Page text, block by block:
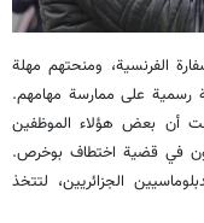
طرد 12 موظفًا في السفارة الفرنسية، ومنحتهم مهلة
رسمية على ممارسة مهامهم.
أن بعض هؤلاء الموظفين
في قضية اختطاف بوخرص.
الجزائريين، لتتخذ